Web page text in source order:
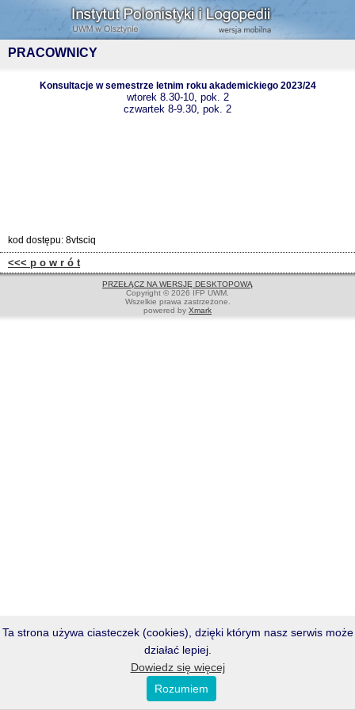
PRACOWNICY
Konsultacje w semestrze letnim roku akademickiego 2023/24
wtorek 8.30-10, pok. 2
czwartek 8-9.30, pok. 2
kod dostępu: 8vtsciq
<<< p o w r ó t
PRZEŁĄCZ NA WERSJĘ DESKTOPOWĄ
Copyright © 2026 IFP UWM.
Wszelkie prawa zastrzeżone.
powered by Xmark
Ta strona używa ciasteczek (cookies), dzięki którym nasz serwis może
działać lepiej.
Dowiedz się więcej
Rozumiem